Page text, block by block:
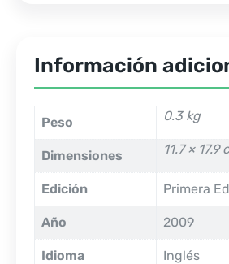
Información
Peso 0.3 kg
Dimensiones 11.7 × 17.9
Edición Primera
Año 2009
Idioma Inglés